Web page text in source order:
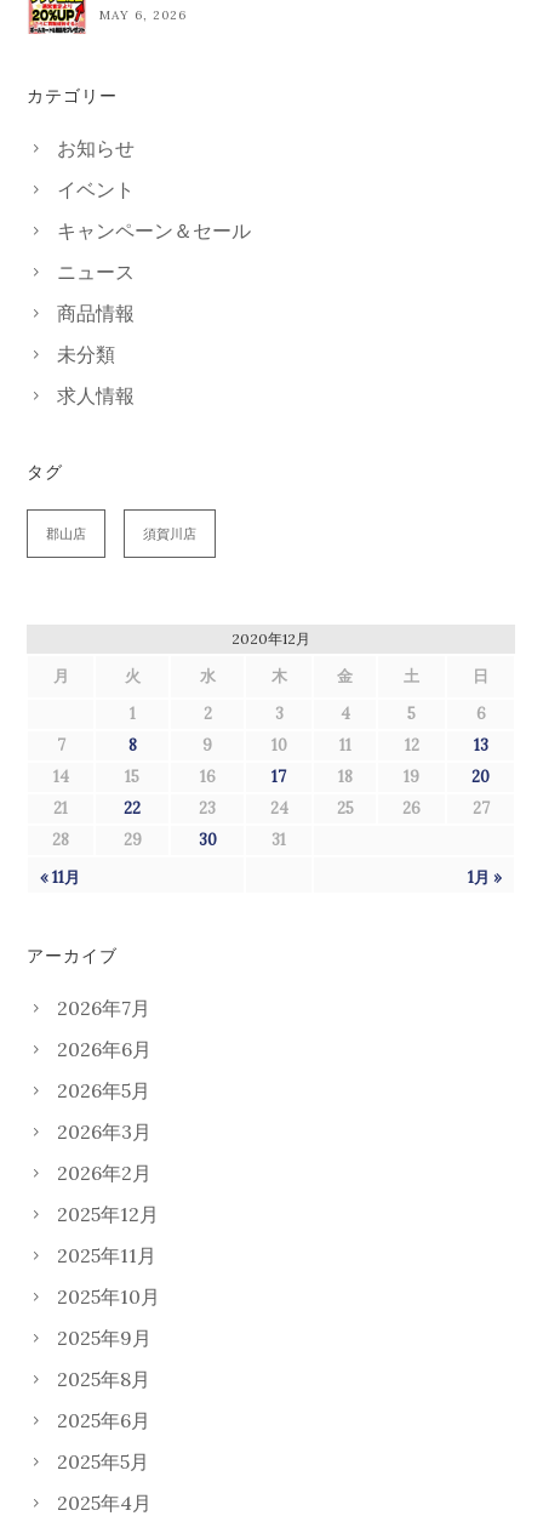
MAY 6, 2026
カテゴリー
お知らせ
イベント
キャンペーン＆セール
ニュース
商品情報
未分類
求人情報
タグ
郡山店 須賀川店
2020年12月
月 火 水 木 金 土 日
« 11月 1月 »
1 2 3 4 5
6
7
8 9 10 11 12
13
14
15 16 17 18 19
20
21
22 23 24 25 26
27
28
29 30 31
アーカイブ
2026年7月
2026年6月
2026年5月
2026年3月
2026年2月
2025年12月
2025年11月
2025年10月
2025年9月
2025年8月
2025年6月
2025年5月
2025年4月